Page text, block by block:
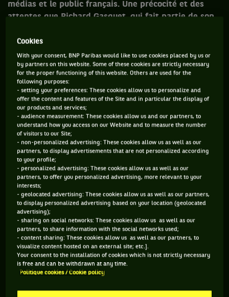
médias et le public français. Une précocité et des
attentes que Richard Gasquet, qui fait partie de son
en son temps.
Pour les plus mordus du « sport qui rend fou », ceux qui se
surprennent à faire du
téléphone portable en guise de raquette,
Moïse Kouamé
est un nom connu depuis quelques années déjà. D’autres
suivent le membre de la
#TeamJeunesTalents depuis ses
débuts sur le circuit principal cette saison. La plupart des
profanes, eux, le découvrent depuis quelques jours.
Parce que Roland-Garros va jusqu’à capter l’attention d’une
myriade de Français n’étant, le restant du temps, que très
peu intéressés par l’actualité de la balle jaune. Et le tournoi
parisien, en plus d’attirer la lumière, agit comme une loupe :
elle peut en concentrer les rayons sur un seul Tricolore, au
risque de le faire surchauffer. Surtout quand celui-ci n’a que
17 ans.
KOUAMÉ, GASQUET : SOUS LE FEU DES PROJECTEURS
Cookies
With your consent, BNP Paribas would like to use cookies placed by us or
by partners on this website. Some of these cookies are strictly necessary
for the proper functioning of this website. Others are used for the
following purposes:
- setting your preferences: These cookies allow us to personalize and
offer the content and features of the Site and in particular the display of
our products and services;
- audience measurement: These cookies allow us and our partners, to
understand how you access on our Website and to measure the number
of visitors to our Site;
- non-personalized advertising: These cookies allow us as well as our
partners, to display advertisements that are not personalized according
to your profile;
- personalized advertising: These cookies allow us as well as our
partners, to offer you personalized advertising, more relevant to your
interests;
- geolocated advertising: These cookies allow us as well as our partners,
to display personalized advertising based on your location (geolocated
advertising);
- sharing on social networks: These cookies allow us as well as our
partners, to share information with the social networks used;
- content sharing: These cookies allow us as well as our partners, to
visualize content hosted on an external site; etc.].
Your consent to the installation of cookies which is not strictly necessary
is free and can be withdrawn at any time.
Politique cookies / Cookie policy